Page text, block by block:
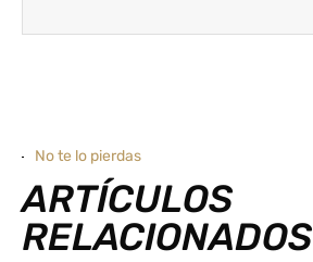
No te lo pierdas
ARTÍCULOS
RELACIONADOS